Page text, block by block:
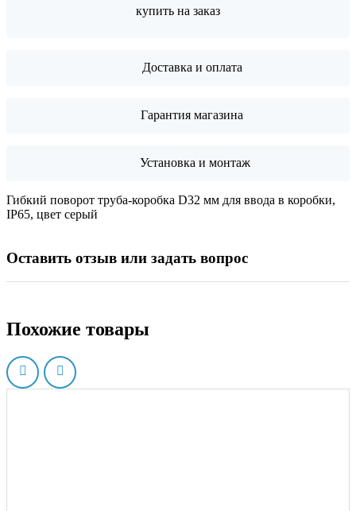
купить на заказ
Доставка и оплата
Гарантия магазина
Установка и монтаж
Гибкий поворот труба-коробка D32 мм для ввода в коробки,
IP65, цвет серый
Оставить отзыв или задать вопрос
Похожие товары